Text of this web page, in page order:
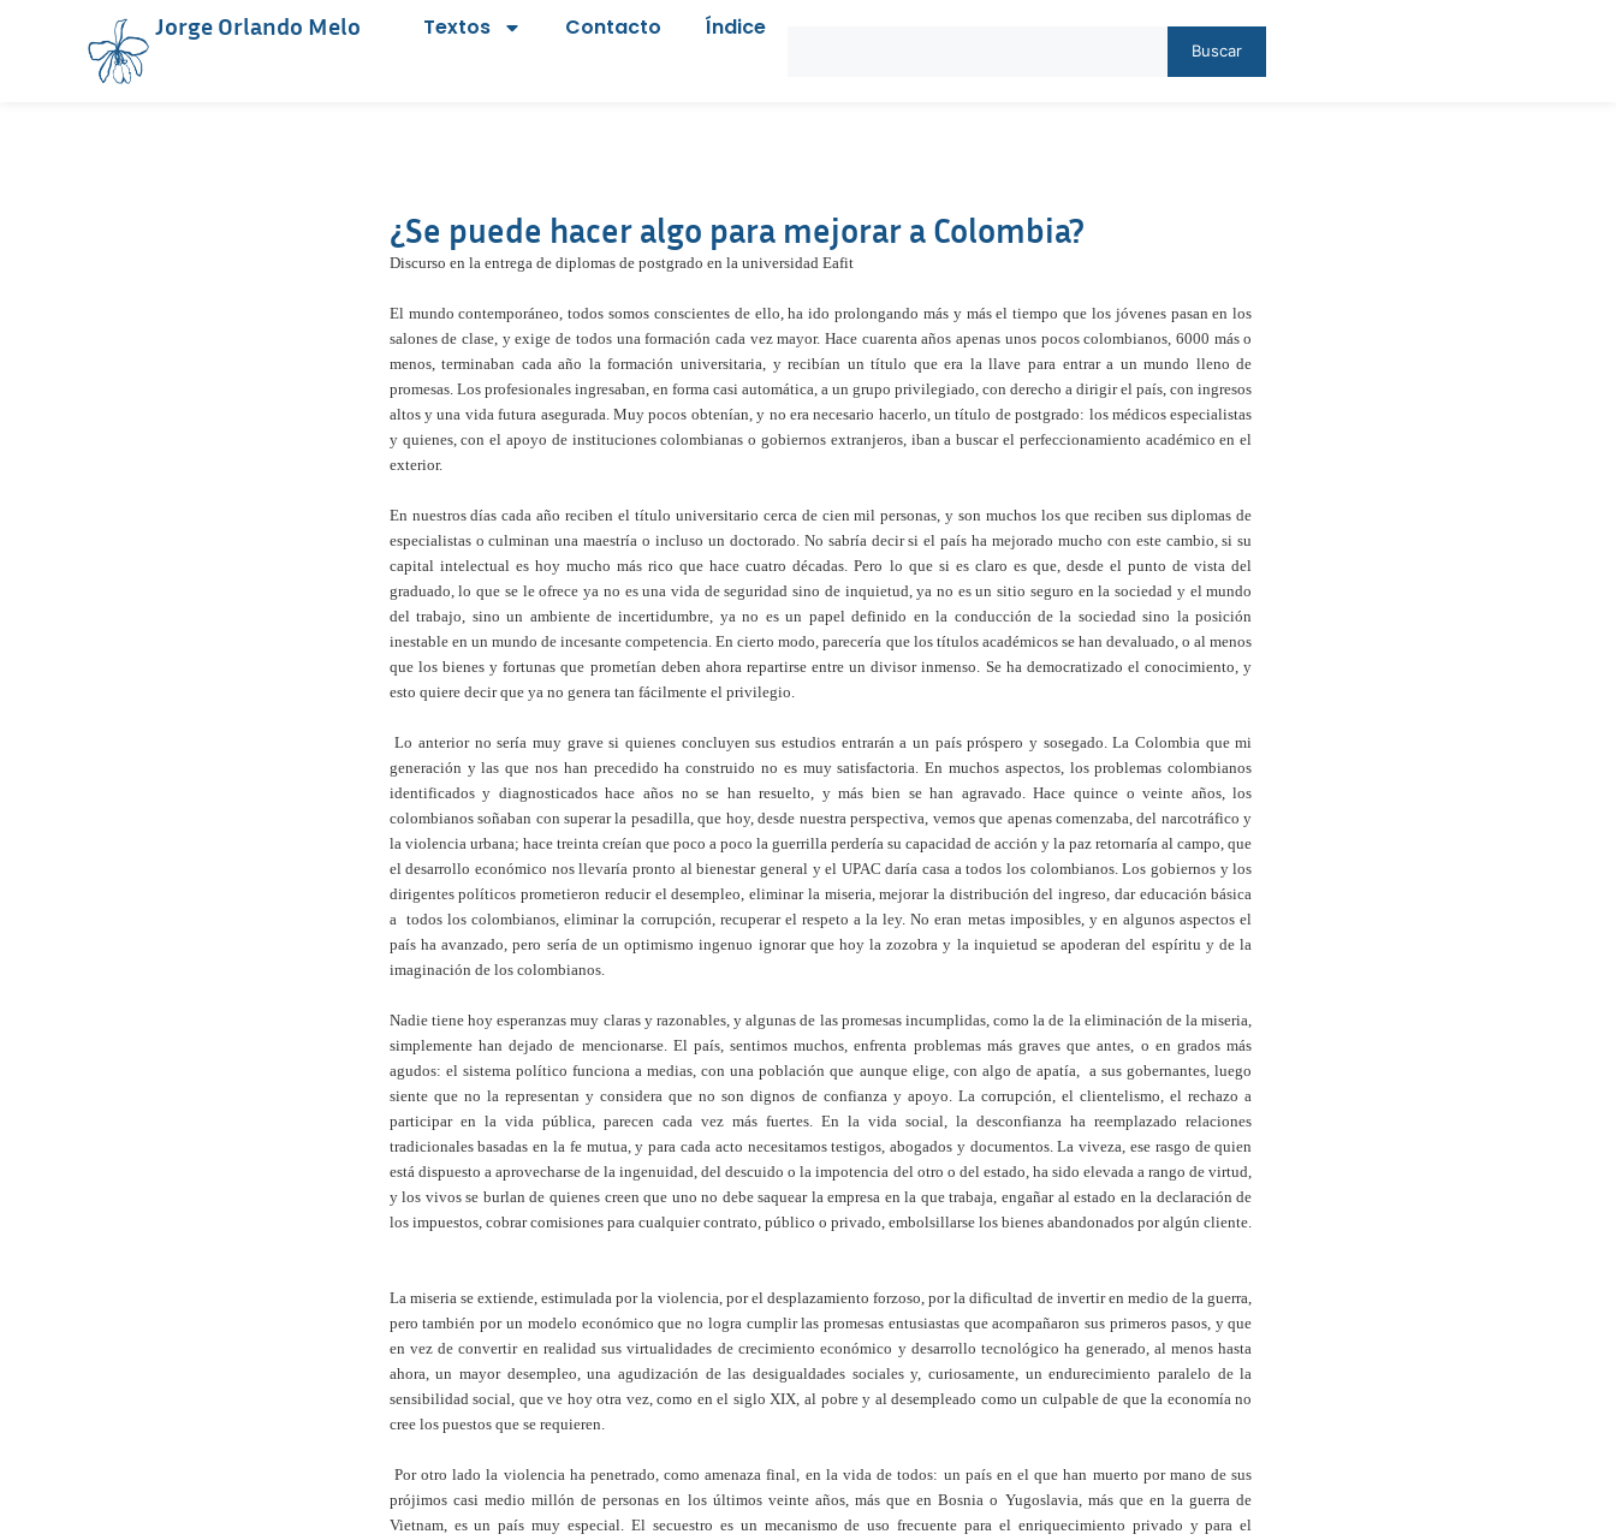
Jorge Orlando Melo Textos Contacto Índice
Buscar
¿Se puede hacer algo para mejorar a Colombia?
Discurso en la entrega de diplomas de postgrado en la universidad Eafit
El mundo contemporáneo, todos somos conscientes de ello, ha ido prolongando más y más el tiempo que los jóvenes pasan en los
salones de clase, y exige de todos una formación cada vez mayor. Hace cuarenta años apenas unos pocos colombianos, 6000 más o
menos, terminaban cada año la formación universitaria, y recibían un título que era la llave para entrar a un mundo lleno de
promesas. Los profesionales ingresaban, en forma casi automática, a un grupo privilegiado, con derecho a dirigir el país, con ingresos
altos y una vida futura asegurada. Muy pocos obtenían, y no era necesario hacerlo, un título de postgrado: los médicos especialistas
y quienes, con el apoyo de instituciones colombianas o gobiernos extranjeros, iban a buscar el perfeccionamiento académico en el
exterior.
En nuestros días cada año reciben el título universitario cerca de cien mil personas, y son muchos los que reciben sus diplomas de
especialistas o culminan una maestría o incluso un doctorado. No sabría decir si el país ha mejorado mucho con este cambio, si su
capital intelectual es hoy mucho más rico que hace cuatro décadas. Pero lo que si es claro es que, desde el punto de vista del
graduado, lo que se le ofrece ya no es una vida de seguridad sino de inquietud, ya no es un sitio seguro en la sociedad y el mundo
del trabajo, sino un ambiente de incertidumbre, ya no es un papel definido en la conducción de la sociedad sino la posición
inestable en un mundo de incesante competencia. En cierto modo, parecería que los títulos académicos se han devaluado, o al menos
que los bienes y fortunas que prometían deben ahora repartirse entre un divisor inmenso. Se ha democratizado el conocimiento, y
esto quiere decir que ya no genera tan fácilmente el privilegio.
Lo anterior no sería muy grave si quienes concluyen sus estudios entrarán a un país próspero y sosegado. La Colombia que mi
generación y las que nos han precedido ha construido no es muy satisfactoria. En muchos aspectos, los problemas colombianos
identificados y diagnosticados hace años no se han resuelto, y más bien se han agravado. Hace quince o veinte años, los
colombianos soñaban con superar la pesadilla, que hoy, desde nuestra perspectiva, vemos que apenas comenzaba, del narcotráfico y
la violencia urbana; hace treinta creían que poco a poco la guerrilla perdería su capacidad de acción y la paz retornaría al campo, que
el desarrollo económico nos llevaría pronto al bienestar general y el UPAC daría casa a todos los colombianos. Los gobiernos y los
dirigentes políticos prometieron reducir el desempleo, eliminar la miseria, mejorar la distribución del ingreso, dar educación básica
a todos los colombianos, eliminar la corrupción, recuperar el respeto a la ley. No eran metas imposibles, y en algunos aspectos el
país ha avanzado, pero sería de un optimismo ingenuo ignorar que hoy la zozobra y la inquietud se apoderan del espíritu y de la
imaginación de los colombianos.
Nadie tiene hoy esperanzas muy claras y razonables, y algunas de las promesas incumplidas, como la de la eliminación de la miseria,
simplemente han dejado de mencionarse. El país, sentimos muchos, enfrenta problemas más graves que antes, o en grados más
agudos: el sistema político funciona a medias, con una población que aunque elige, con algo de apatía, a sus gobernantes, luego
siente que no la representan y considera que no son dignos de confianza y apoyo. La corrupción, el clientelismo, el rechazo a
participar en la vida pública, parecen cada vez más fuertes. En la vida social, la desconfianza ha reemplazado relaciones
tradicionales basadas en la fe mutua, y para cada acto necesitamos testigos, abogados y documentos. La viveza, ese rasgo de quien
está dispuesto a aprovecharse de la ingenuidad, del descuido o la impotencia del otro o del estado, ha sido elevada a rango de virtud,
y los vivos se burlan de quienes creen que uno no debe saquear la empresa en la que trabaja, engañar al estado en la declaración de
los impuestos, cobrar comisiones para cualquier contrato, público o privado, embolsillarse los bienes abandonados por algún cliente.
La miseria se extiende, estimulada por la violencia, por el desplazamiento forzoso, por la dificultad de invertir en medio de la guerra,
pero también por un modelo económico que no logra cumplir las promesas entusiastas que acompañaron sus primeros pasos, y que
en vez de convertir en realidad sus virtualidades de crecimiento económico y desarrollo tecnológico ha generado, al menos hasta
ahora, un mayor desempleo, una agudización de las desigualdades sociales y, curiosamente, un endurecimiento paralelo de la
sensibilidad social, que ve hoy otra vez, como en el siglo XIX, al pobre y al desempleado como un culpable de que la economía no
cree los puestos que se requieren.
Por otro lado la violencia ha penetrado, como amenaza final, en la vida de todos: un país en el que han muerto por mano de sus
prójimos casi medio millón de personas en los últimos veinte años, más que en Bosnia o Yugoslavia, más que en la guerra de
Vietnam, es un país muy especial. El secuestro es un mecanismo de uso frecuente para el enriquecimiento privado y para el